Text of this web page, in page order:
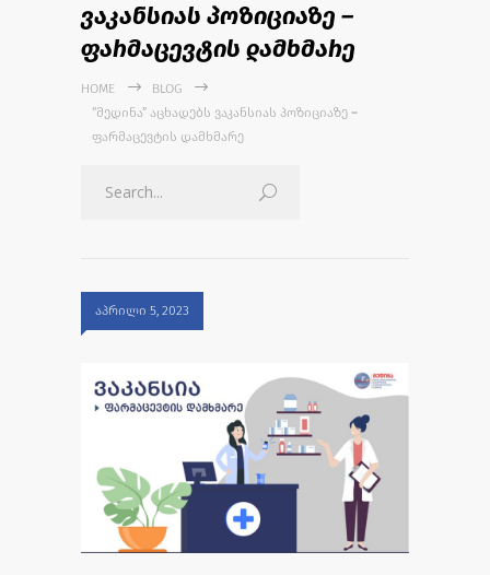
ვაკანსიას პოზიციაზე –
ფარმაცევტის დამხმარე
HOME
BLOG
“ᲛᲔᲓᲘᲜᲐ” ᲐᲪᲮᲐᲓᲔᲑᲡ ᲕᲐᲙᲐᲜᲡᲘᲐᲡ ᲞᲝᲖᲘᲪᲘᲐᲖᲔ –
ᲤᲐᲠᲛᲐᲪᲔᲕᲢᲘᲡ ᲓᲐᲛᲮᲛᲐᲠᲔ
აპრილი 5, 2023